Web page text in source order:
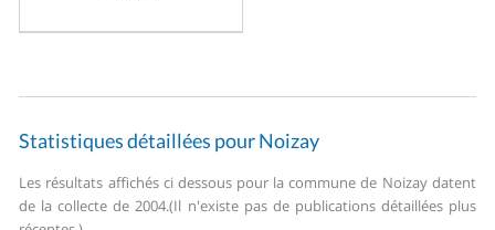
Statistiques détaillées pour Noizay
Les résultats affichés ci dessous pour la commune de Noizay datent
de la collecte de 2004.(Il n'existe pas de publications détaillées plus